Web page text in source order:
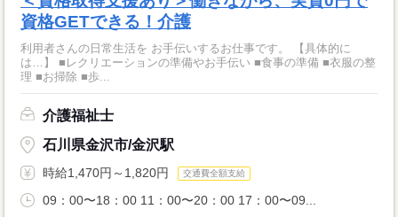
資格GETできる！介護
利用者さんの日常生活を お手伝いするお仕事です。 【具体的に
は…】 ■レクリエーションの準備やお手伝い ■食事の準備 ■衣服の整
理 ■お掃除 ■歩...
介護福祉士
石川県金沢市/金沢駅
時給1,470円～1,820円 交通費全額支給
09：00〜18：00 11：00〜20：00 17：00〜09...